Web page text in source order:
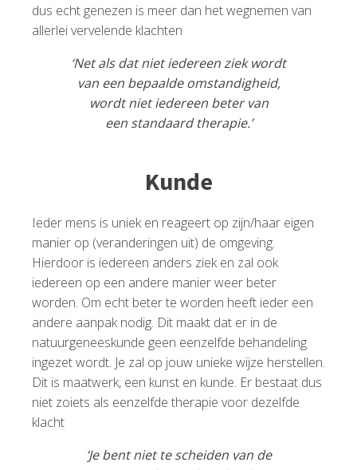
dus echt genezen is meer dan het wegnemen van
allerlei vervelende klachten
‘Net als dat niet iedereen ziek wordt
van een bepaalde omstandigheid,
wordt niet iedereen beter van
een standaard therapie.’
Kunde
Ieder mens is uniek en reageert op zijn/haar eigen
manier op (veranderingen uit) de omgeving.
Hierdoor is iedereen anders ziek en zal ook
iedereen op een andere manier weer beter
worden. Om echt beter te worden heeft ieder een
andere aanpak nodig. Dit maakt dat er in de
natuurgeneeskunde geen eenzelfde behandeling
ingezet wordt. Je zal op jouw unieke wijze herstellen.
Dit is maatwerk, een kunst en kunde. Er bestaat dus
niet zoiets als eenzelfde therapie voor dezelfde
klacht
‘Je bent niet te scheiden van de